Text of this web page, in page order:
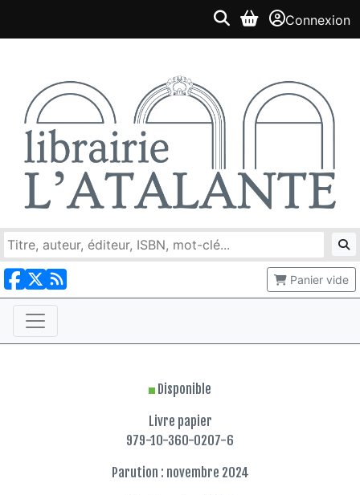
Connexion
Panier vide
Disponible
Livre papier
979-10-360-0207-6
Parution : novembre 2024